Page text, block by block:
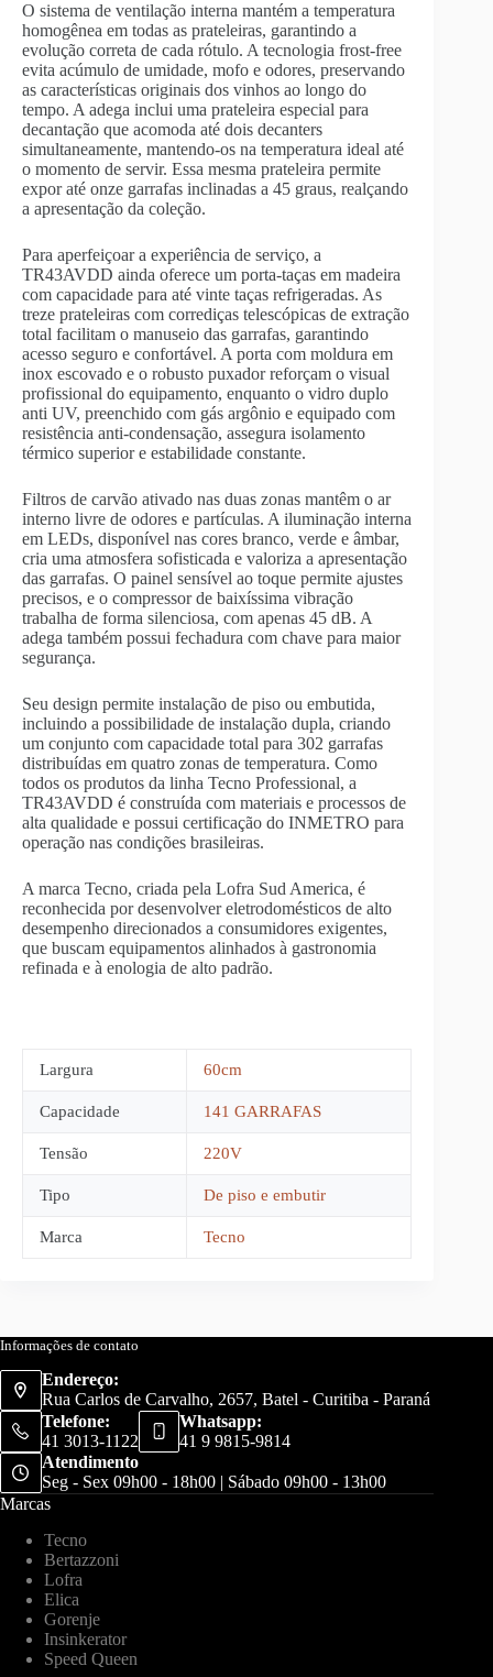
O sistema de ventilação interna mantém a temperatura
homogênea em todas as prateleiras, garantindo a
evolução correta de cada rótulo. A tecnologia frost-free
evita acúmulo de umidade, mofo e odores, preservando
as características originais dos vinhos ao longo do
tempo. A adega inclui uma prateleira especial para
decantação que acomoda até dois decanters
simultaneamente, mantendo-os na temperatura ideal até
o momento de servir. Essa mesma prateleira permite
expor até onze garrafas inclinadas a 45 graus, realçando
a apresentação da coleção.
Para aperfeiçoar a experiência de serviço, a
TR43AVDD ainda oferece um porta-taças em madeira
com capacidade para até vinte taças refrigeradas. As
treze prateleiras com corrediças telescópicas de extração
total facilitam o manuseio das garrafas, garantindo
acesso seguro e confortável. A porta com moldura em
inox escovado e o robusto puxador reforçam o visual
profissional do equipamento, enquanto o vidro duplo
anti UV, preenchido com gás argônio e equipado com
resistência anti-condensação, assegura isolamento
térmico superior e estabilidade constante.
Filtros de carvão ativado nas duas zonas mantêm o ar
interno livre de odores e partículas. A iluminação interna
em LEDs, disponível nas cores branco, verde e âmbar,
cria uma atmosfera sofisticada e valoriza a apresentação
das garrafas. O painel sensível ao toque permite ajustes
precisos, e o compressor de baixíssima vibração
trabalha de forma silenciosa, com apenas 45 dB. A
adega também possui fechadura com chave para maior
segurança.
Seu design permite instalação de piso ou embutida,
incluindo a possibilidade de instalação dupla, criando
um conjunto com capacidade total para 302 garrafas
distribuídas em quatro zonas de temperatura. Como
todos os produtos da linha Tecno Professional, a
TR43AVDD é construída com materiais e processos de
alta qualidade e possui certificação do INMETRO para
operação nas condições brasileiras.
A marca Tecno, criada pela Lofra Sud America, é
reconhecida por desenvolver eletrodomésticos de alto
desempenho direcionados a consumidores exigentes,
que buscam equipamentos alinhados à gastronomia
refinada e à enologia de alto padrão.
Largura 60cm
Capacidade 141 GARRAFAS
Tensão 220V
Tipo De piso e embutir
Marca Tecno
Informações de contato
Endereço:
Rua Carlos de Carvalho, 2657, Batel - Curitiba - Paraná
Telefone:
41 3013-1122
Whatsapp:
41 9 9815-9814
Atendimento
Seg - Sex 09h00 - 18h00 | Sábado 09h00 - 13h00
Marcas
Tecno
Bertazzoni
Lofra
Elica
Gorenje
Insinkerator
Speed Queen